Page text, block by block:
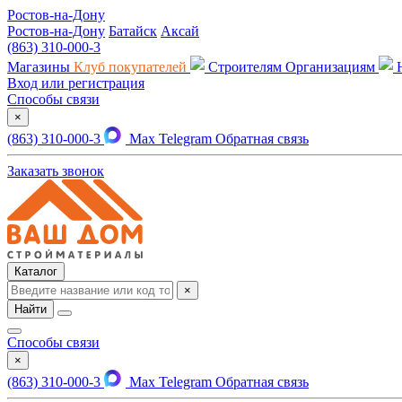
Ростов-на-Дону
Ростов-на-Дону Батайск Аксай
(863) 310-000-3
Магазины Клуб покупателей Строителям Организациям
Вход или регистрация
Способы связи
×
(863) 310-000-3 Max Telegram Обратная связь
Заказать звонок
Каталог
×
Найти
Способы связи
×
(863) 310-000-3 Max Telegram Обратная связь